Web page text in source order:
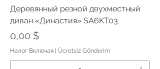
Деревянный резной двухместный
диван «Династия» SA6KT03
Цена
0,00 $
Налог Включая | Ücretsiz Gönderim